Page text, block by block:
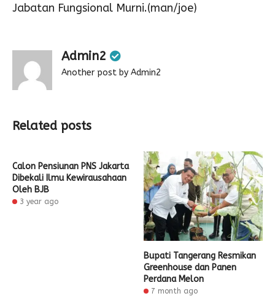
Jabatan Fungsional Murni.(man/joe)
Admin2
Another post by Admin2
Related posts
Calon Pensiunan PNS Jakarta
Dibekali Ilmu Kewirausahaan
Oleh BJB
3 year ago
Bupati Tangerang Resmikan
Greenhouse dan Panen
Perdana Melon
7 month ago